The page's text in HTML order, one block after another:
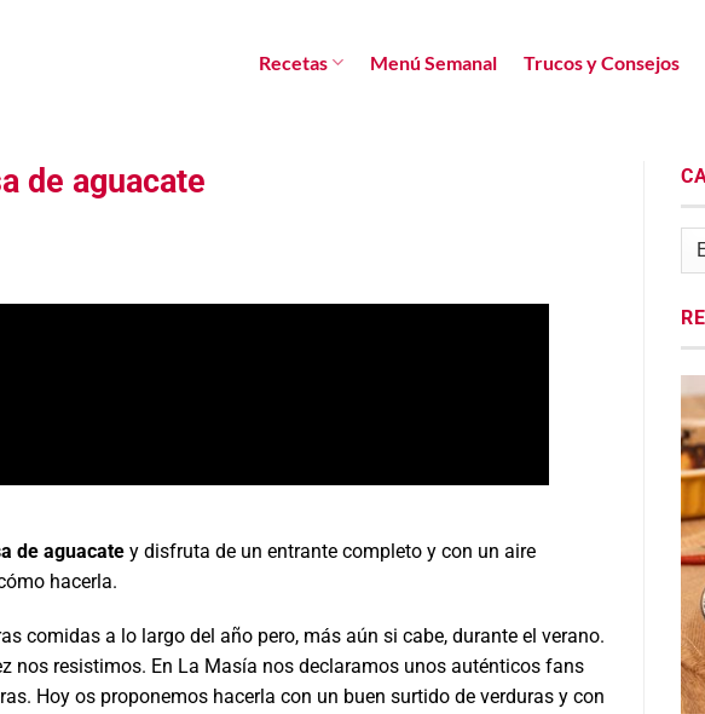
Recetas Menú Semanal Trucos y Consejos
de aguacate
de aguacate y disfruta de un entrante completo y con un aire
hacerla.
comidas a lo largo del año pero, más aún si cabe, durante el verano.
nos resistimos. En La Masía nos declaramos unos auténticos fans
Hoy os proponemos hacerla con un buen surtido de verduras y con